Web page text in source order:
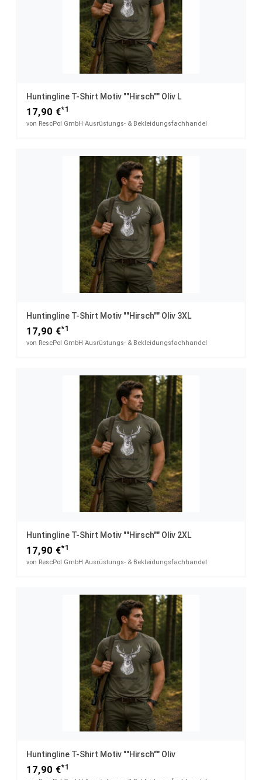
Huntingline T-Shirt Motiv ""Hirsch"" Oliv L
17,90 €*1
von RescPol GmbH Ausrüstungs- & Bekleidungsfachhandel
Huntingline T-Shirt Motiv ""Hirsch"" Oliv 3XL
17,90 €*1
von RescPol GmbH Ausrüstungs- & Bekleidungsfachhandel
Huntingline T-Shirt Motiv ""Hirsch"" Oliv 2XL
17,90 €*1
von RescPol GmbH Ausrüstungs- & Bekleidungsfachhandel
Huntingline T-Shirt Motiv ""Hirsch"" Oliv
17,90 €*1